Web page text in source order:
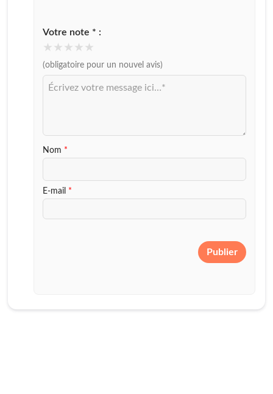
Votre note * :
★ ★ ★ ★ ★
(obligatoire pour un nouvel avis)
Votre
Nom *
E-mail *